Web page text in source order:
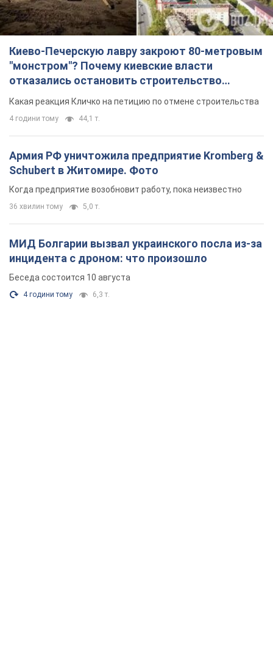
Киево-Печерскую лавру закроют 80-метровым
"монстром"? Почему киевские власти
отказались остановить строительство
небоскреба "московского верующего"
Какая реакция Кличко на петицию по отмене строительства
4 години тому 44,1 т.
Армия РФ уничтожила предприятие Kromberg &
Schubert в Житомире. Фото
Когда предприятие возобновит работу, пока неизвестно
36 хвилин тому 5,0 т.
МИД Болгарии вызвал украинского посла из-за
инцидента с дроном: что произошло
Беседа состоится 10 августа
4 години тому 6,3 т.